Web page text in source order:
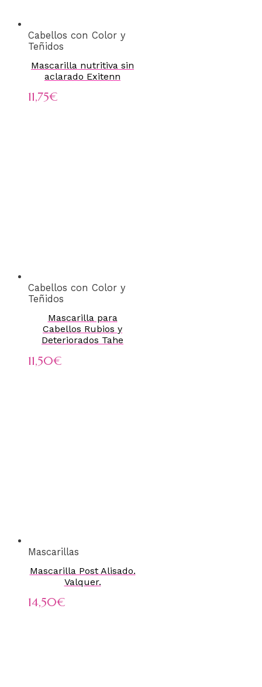
Cabellos con Color y
Teñidos
Mascarilla nutritiva sin
aclarado Exitenn
11,75€
Cabellos con Color y
Teñidos
Mascarilla para
Cabellos Rubios y
Deteriorados Tahe
11,50€
Mascarillas
Mascarilla Post Alisado.
Valquer.
14,50€